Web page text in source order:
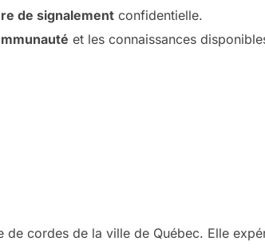
de signalement confidentielle.
et les connaissances
de cordes de la ville de Québec. Elle